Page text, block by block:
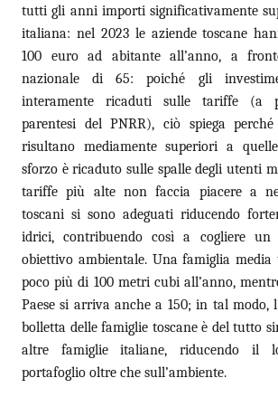
tutti gli anni importi significativamente
italiana: nel 2023 le aziende toscane
100 euro ad abitante all’anno, a
nazionale di 65: poiché gli
interamente ricaduti sulle tariffe (a
parentesi del PNRR), ciò spiega
risultano mediamente superiori a
sforzo è ricaduto sulle spalle degli utenti
tariffe più alte non faccia piacere a
toscani si sono adeguati riducendo
idrici, contribuendo così a cogliere un
obiettivo ambientale. Una famiglia media
poco più di 100 metri cubi all’anno,
Paese si arriva anche a 150; in tal modo,
bolletta delle famiglie toscane è del tutto
altre famiglie italiane, riducendo il
portafoglio oltre che sull’ambiente.